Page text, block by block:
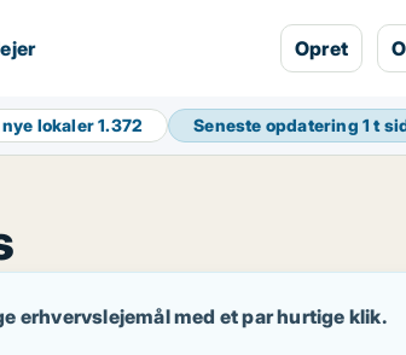
Opret
lokaler1.372 Seneste opdatering1 t
erhvervslejemål med et par hurtige klik.